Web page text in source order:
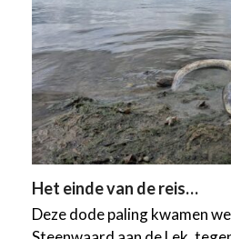
Het einde van de reis…
Deze dode paling kwamen